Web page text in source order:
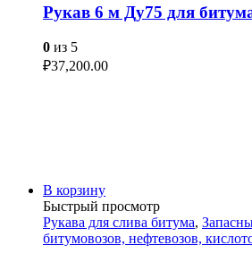
Рукав 6 м Ду75 для
0 из 5
₽37,200.00
В корзину
Быстрый просмотр
Рукава для слива битума,
битумовозов, нефтевозов,